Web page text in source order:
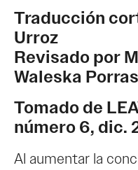
Traducción
Urroz
Revisado por
Waleska Porras
Tomado de
número 6, dic.
Al aumentar la